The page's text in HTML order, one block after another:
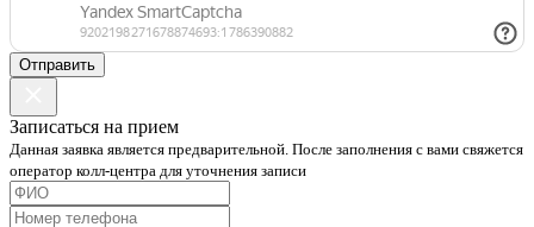
Отправить
Записаться на прием
Данная заявка является предварительной. После заполнения с вами свяжется
оператор колл-центра для уточнения записи